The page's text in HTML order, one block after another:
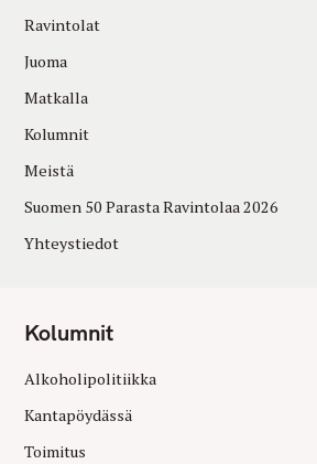
Ravintolat
Juoma
Matkalla
Kolumnit
Meistä
Suomen 50 Parasta Ravintolaa 2026
Yhteystiedot
Kolumnit
Alkoholipolitiikka
Kantapöydässä
Toimitus